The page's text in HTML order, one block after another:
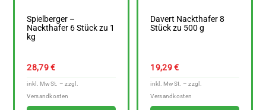
Spielberger –
Nackthafer 6 Stück zu 1
kg
28,79€
Davert Nackthafer 8
Stück zu 500 g
19,29€